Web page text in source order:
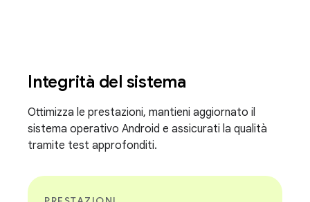
Integrità del sistema
Ottimizza le prestazioni, mantieni aggiornato il
sistema operativo Android e assicurati la qualità
tramite test approfonditi.